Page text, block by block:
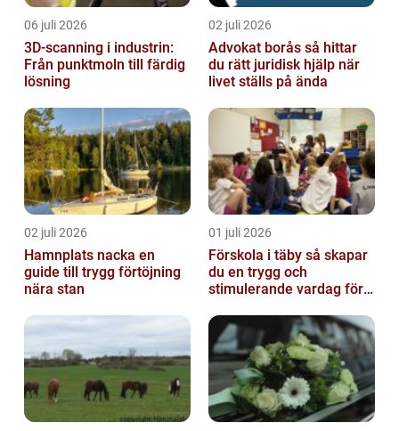
06 juli 2026
3D-scanning i industrin:
Från punktmoln till färdig
lösning
02 juli 2026
Advokat borås så hittar
du rätt juridisk hjälp när
livet ställs på ända
02 juli 2026
Hamnplats nacka en
guide till trygg förtöjning
nära stan
01 juli 2026
Förskola i täby så skapar
du en trygg och
stimulerande vardag för